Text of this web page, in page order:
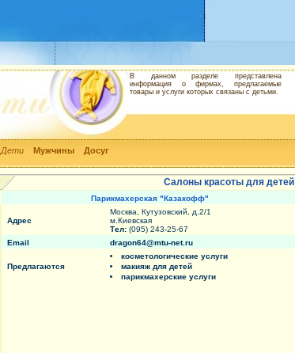
Дети Мужчины Досуг
В данном разделе представлена
информация о фирмах, предлагаемые
товары и услуги которых связаны с детьми.
Салоны красоты для детей
Парикмахерская "Казакофф"
Адрес
Москва, Кутузовский, д.2/1
м.Киевская
Тел: (095) 243-25-67
Email
dragon64@mtu-net.ru
Предлагаются
косметологические услуги
макияж для детей
парикмахерские услуги